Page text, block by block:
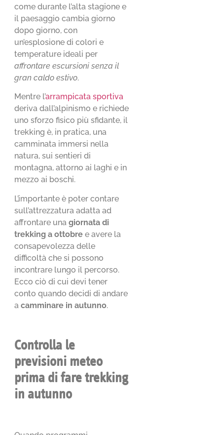
come durante l’alta stagione e
il paesaggio cambia giorno
dopo giorno, con
un’esplosione di colori e
temperature ideali per
affrontare escursioni senza il
gran caldo estivo.
Mentre l’arrampicata sportiva
deriva dall’alpinismo e richiede
uno sforzo fisico più sfidante, il
trekking è, in pratica, una
camminata immersi nella
natura, sui sentieri di
montagna, attorno ai laghi e in
mezzo ai boschi.
L’importante è poter contare
sull’attrezzatura adatta ad
affrontare unagiornata di
trekking a ottobre e avere la
consapevolezza delle
difficoltà che si possono
incontrare lungo il percorso.
Ecco ciò di cui devi tener
conto quando decidi di andare
acamminare in autunno.
Controlla le
previsioni meteo
prima di fare trekking
in autunno